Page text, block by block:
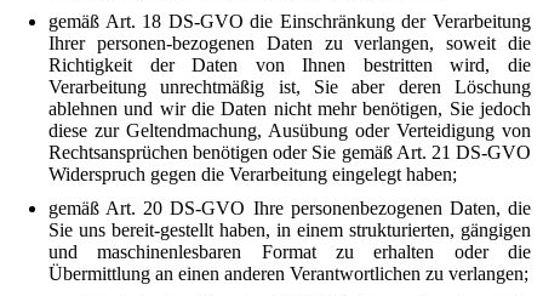
gemäß Art. 18 DS-GVO die Einschränkung der Verarbeitung
Ihrer personen-bezogenen Daten zu verlangen, soweit die
Richtigkeit der Daten von Ihnen bestritten wird, die
Verarbeitung unrechtmäßig ist, Sie aber deren Löschung
ablehnen und wir die Daten nicht mehr benötigen, Sie jedoch
diese zur Geltendmachung, Ausübung oder Verteidigung von
Rechtsansprüchen benötigen oder Sie gemäß Art. 21 DS-GVO
Widerspruch gegen die Verarbeitung eingelegt haben;
gemäß Art. 20 DS-GVO Ihre personenbezogenen Daten, die
Sie uns bereit-gestellt haben, in einem strukturierten, gängigen
und maschinenlesbaren Format zu erhalten oder die
Übermittlung an einen anderen Verantwortlichen zu verlangen;